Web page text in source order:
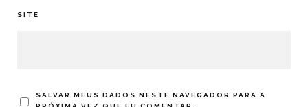
SITE
SALVAR MEUS DADOS NESTE NAVEGADOR PARA A